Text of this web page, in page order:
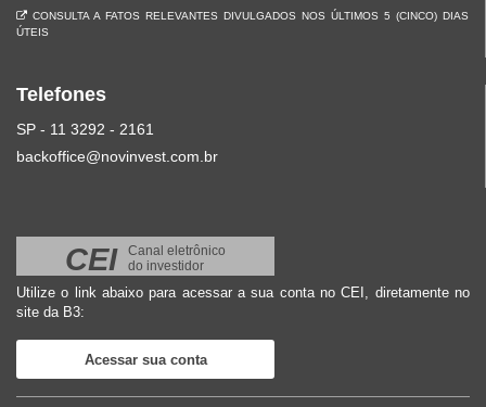
CONSULTA A FATOS RELEVANTES DIVULGADOS NOS ÚLTIMOS 5 (CINCO) DIAS
ÚTEIS
Telefones
SP - 11 3292 - 2161
backoffice@novinvest.com.br
CEI
Canal eletrônico
do investidor
Utilize o link abaixo para acessar a sua conta no CEI, diretamente no
site da B3:
Acessar sua conta